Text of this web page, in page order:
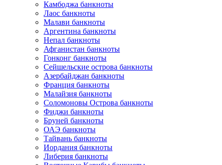
Камбоджа банкноты
Лаос банкноты
Малави банкноты
Аргентина банкноты
Непал банкноты
Афганистан банкноты
Гонконг банкноты
Сейшельские острова банкноты
Азербайджан банкноты
Франция банкноты
Малайзия банкноты
Соломоновы Острова банкноты
Фиджи банкноты
Бруней банкноты
ОАЭ банкноты
Тайвань банкноты
Иордания банкноты
Либерия банкноты